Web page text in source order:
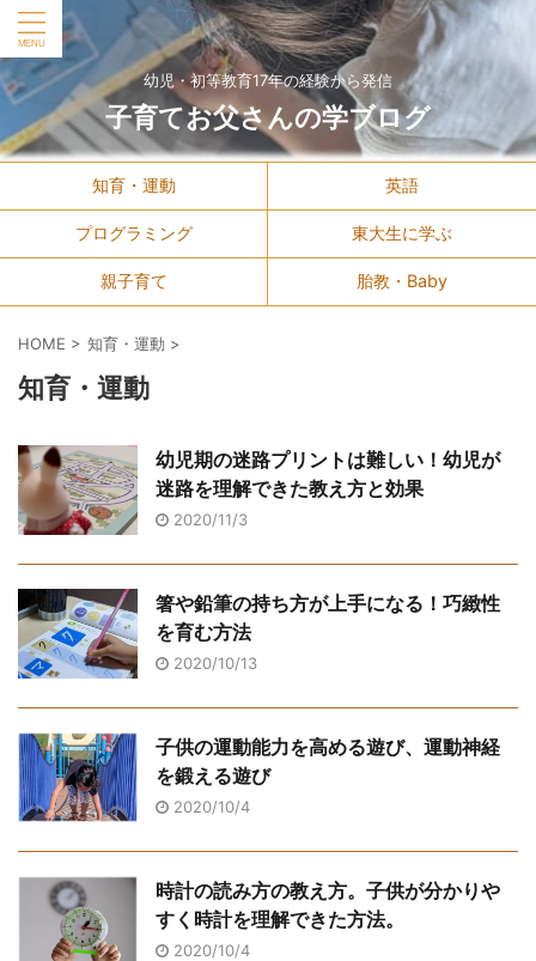
幼児・初等教育17年の経験から発信
子育てお父さんの学ブログ
知育・運動 英語
プログラミング 東大生に学ぶ
親子育て 胎教・Baby
HOME > 知育・運動 >
知育・運動
幼児期の迷路プリントは難しい！幼児が
迷路を理解できた教え方と効果
2020/11/3
箸や鉛筆の持ち方が上手になる！巧緻性
を育む方法
2020/10/13
子供の運動能力を高める遊び、運動神経
を鍛える遊び
2020/10/4
時計の読み方の教え方。子供が分かりや
すく時計を理解できた方法。
2020/10/4